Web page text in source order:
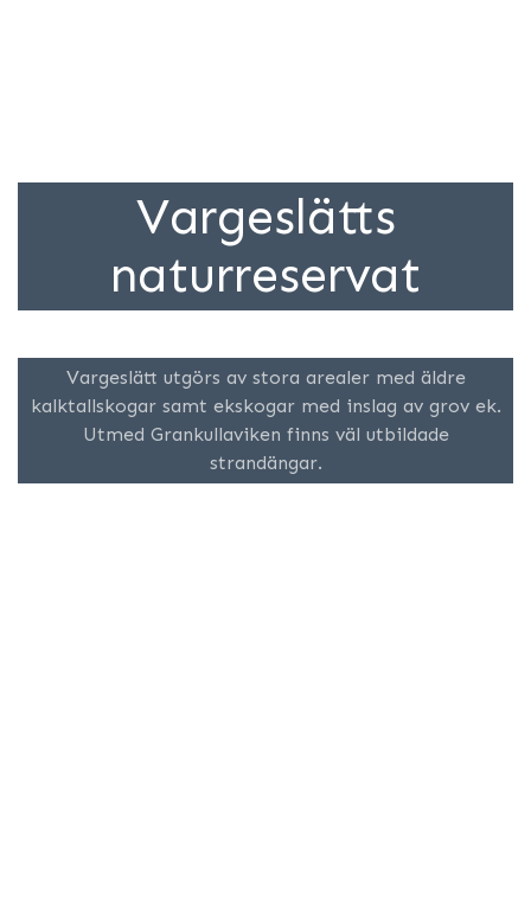
Vargeslätts
naturreservat
Vargeslätt utgörs av stora arealer med äldre
kalktallskogar samt ekskogar med inslag av grov ek.
Utmed Grankullaviken finns väl utbildade
strandängar.